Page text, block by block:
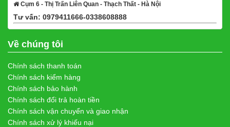
Cụm 6 - Thị Trấn Liên Quan - Thạch Thất - Hà Nội
Tư vấn: 0979411666-0338608888
Về chúng tôi
Chính sách thanh toán
Chính sách kiểm hàng
Chính sách bảo hành
Chính sách đổi trả hoàn tiền
Chính sách vận chuyển và giao nhận
Chính sách xử lý khiếu nại